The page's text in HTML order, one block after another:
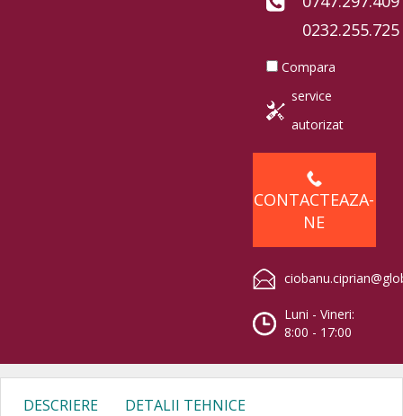
0232.255.725
Compara
service
autorizat
CONTACTEAZA-
NE
Luni - Vineri:
8:00 - 17:00
DESCRIERE DETALII TEHNICE